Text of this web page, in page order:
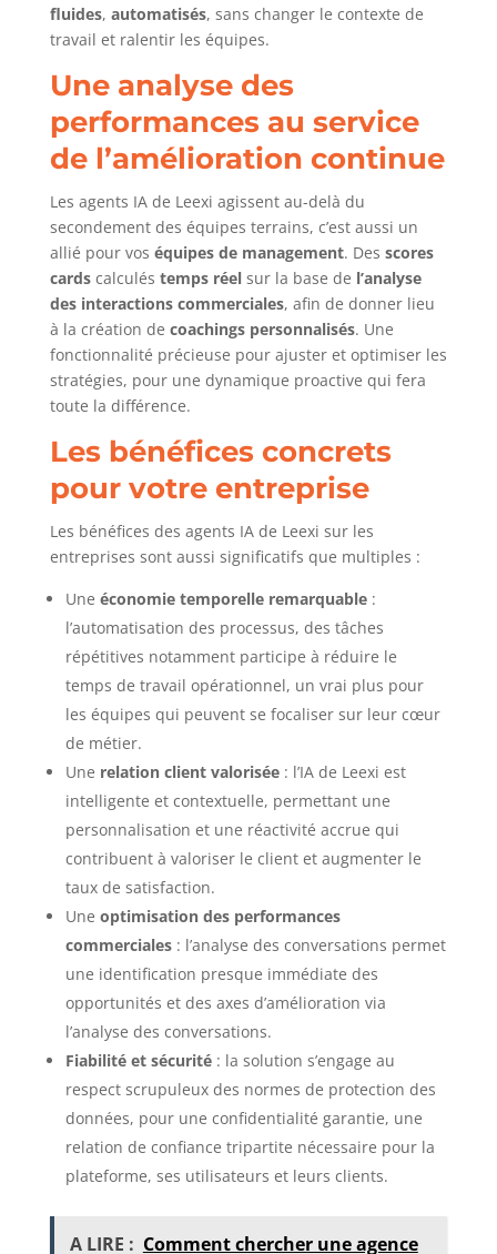
fluides, automatisés, sans changer le contexte de
travail et ralentir les équipes.
Une analyse des
performances au service
de l’amélioration continue
Les agents IA de Leexi agissent au-delà du
secondement des équipes terrains, c’est aussi un
allié pour vos équipes de management. Des scores
cardscalculés temps réelsur la base de l’analyse
des interactions commerciales, afin de donner lieu
à la création de coachings personnalisés. Une
fonctionnalité précieuse pour ajuster et optimiser les
stratégies, pour une dynamique proactive qui fera
toute la différence.
Les bénéfices concrets
pour votre entreprise
Les bénéfices des agents IA de Leexi sur les
entreprises sont aussi significatifs que multiples :
Une économie temporelle remarquable:
l’automatisation des processus, des tâches
répétitives notamment participe à réduire le
temps de travail opérationnel, un vrai plus pour
les équipes qui peuvent se focaliser sur leur cœur
de métier.
Une relation client valorisée: l’IA de Leexi est
intelligente et contextuelle, permettant une
personnalisation et une réactivité accrue qui
contribuent à valoriser le client et augmenter le
taux de satisfaction.
Une optimisation des performances
commerciales: l’analyse des conversations permet
une identification presque immédiate des
opportunités et des axes d’amélioration via
l’analyse des conversations.
Fiabilité et sécurité: la solution s’engage au
respect scrupuleux des normes de protection des
données, pour une confidentialité garantie, une
relation de confiance tripartite nécessaire pour la
plateforme, ses utilisateurs et leurs clients.
A LIRE : Comment chercher une agence